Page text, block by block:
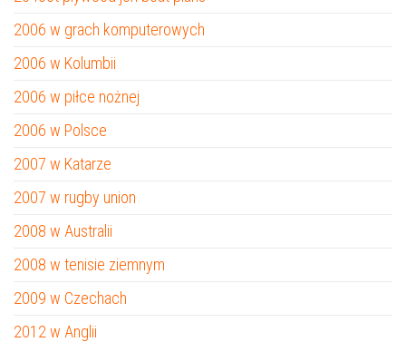
2006 w grach komputerowych
2006 w Kolumbii
2006 w piłce nożnej
2006 w Polsce
2007 w Katarze
2007 w rugby union
2008 w Australii
2008 w tenisie ziemnym
2009 w Czechach
2012 w Anglii